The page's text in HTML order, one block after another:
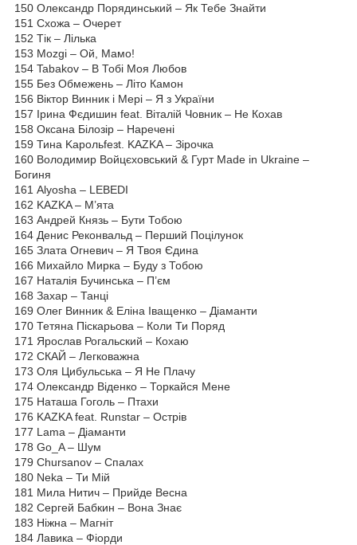
150 Олександр Порядинський – Як Тебе Знайти
151 Схожа – Очерет
152 Тік – Лілька
153 Mozgi – Ой, Мамо!
154 Tabakov – В Тобі Моя Любов
155 Без Обмежень – Літо Камон
156 Віктор Винник і Мері – Я з України
157 Ірина Фєдишин feat. Віталій Човник – Не Кохав
158 Оксана Білозір – Наречені
159 Тина Kapoльfeзt. KAZKA – Зірочка
160 Володимир Войцєховський & Гурт Made in Ukraine –
Богиня
161 Alyosha – LEBEDI
162 KAZKA – М’ята
163 Андрей Князь – Бути Тобою
164 Денис Реконвальд – Перший Поцілунок
165 Злата Огневич – Я Твоя Єдина
166 Михайло Мирка – Буду з Тобою
167 Наталія Бучинська – П’єм
168 Захар – Танці
169 Олег Винник & Еліна Іващенко – Діаманти
170 Тетяна Піскарьова – Коли Ти Поряд
171 Ярослав Рогальский – Кохаю
172 СКАЙ – Легковажна
173 Оля Цибульська – Я Не Плачу
174 Олександр Віденко – Торкайся Мене
175 Наташа Гоголь – Птахи
176 KAZKA feat. Runstar – Острів
177 Lama – Діаманти
178 Go_A – Шум
179 Chursanov – Спалах
180 Neka – Ти Мій
181 Мила Нитич – Прийде Весна
182 Сергей Бабкин – Вона Знає
183 Ніжна – Магніт
184 Лавика – Фіорди